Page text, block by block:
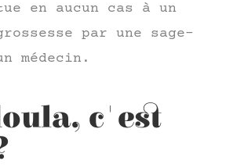
en aucun cas à un
par une sage-
médecin.
c'est